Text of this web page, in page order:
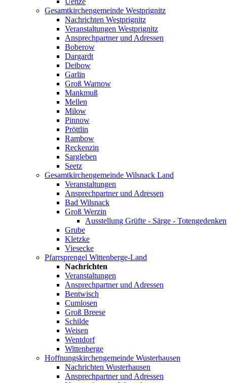
Gesamtkirchengemeinde Westprignitz
Nachrichten Westprignitz
Veranstaltungen Westprignitz
Ansprechpartner und Adressen
Boberow
Dargardt
Deibow
Garlin
Groß Warnow
Mankmuß
Mellen
Milow
Pinnow
Pröttlin
Rambow
Reckenzin
Sargleben
Seetz
Gesamtkirchengemeinde Wilsnack Land
Veranstaltungen
Ansprechpartner und Adressen
Bad Wilsnack
Groß Werzin
Ausstellung Grüfte - Särge - Totengedenken
Grube
Kletzke
Viesecke
Pfarrsprengel Wittenberge-Land
Nachrichten
Veranstaltungen
Ansprechpartner und Adressen
Bentwisch
Cumlosen
Groß Breese
Schilde
Weisen
Wentdorf
Wittenberge
Hoffnungskirchengemeinde Wusterhausen
Nachrichten Wusterhausen
Ansprechpartner und Adressen